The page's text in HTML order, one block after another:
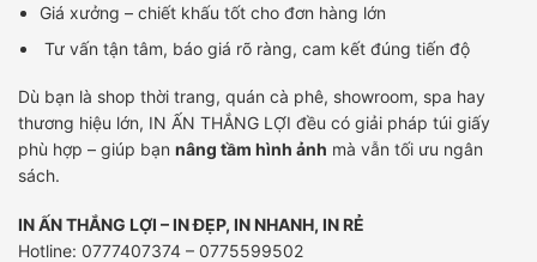
Giá xưởng – chiết khấu tốt cho đơn hàng lớn
Tư vấn tận tâm, báo giá rõ ràng, cam kết đúng tiến độ
Dù bạn là shop thời trang, quán cà phê, showroom, spa hay
thương hiệu lớn, IN ẤN THẮNG LỢI đều có giải pháp túi giấy
phù hợp – giúp bạn nâng tầm hình ảnh mà vẫn tối ưu ngân
sách.
IN ẤN THẮNG LỢI – IN ĐẸP, IN NHANH, IN RẺ
Hotline: 0777407374 – 0775599502